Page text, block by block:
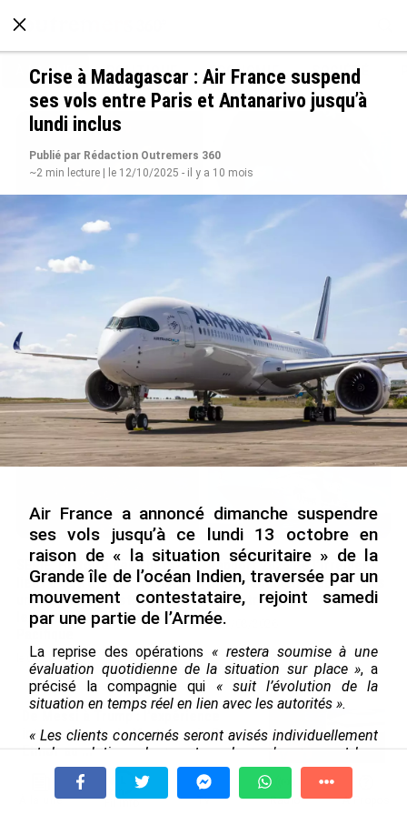
À LA UNE POLITIQUE ECONOMIE SOCIÉTÉ
Grandes figures des Outre-mer : Jane et
Paulette Nardal, les sœurs martiniquaises au
cœur du mouvement de la négritude
le 09/08/2026
SÉRIE. Histoire des chefs-
lieux d’Outre-mer : Nouméa,
une capitale construite par
le bagne, le nickel et le
le 08/08/2026
Rapport 2025 de l’Ifremer :
un engagement décisif dans
les Outre-mer
le 07/08/2026
De Messi à Trump : l’expérience
internationale du Martiniquais Benoît
Etinof au ...
le 07/08/2026
À la une Tv Radio A Propos
Crise à Madagascar : Air France suspend
ses vols entre Paris et Antanarivo jusqu’à
lundi inclus
Publié par Rédaction Outremers 360
~2 min lecture | le 12/10/2025 - il y a 10 mois
Air France a annoncé dimanche suspendre
ses vols jusqu’à ce lundi 13 octobre en
raison de « la situation sécuritaire » de la
Grande île de l’océan Indien, traversée par un
mouvement contestataire, rejoint samedi
par une partie de l’Armée.
La reprise des opérations « restera soumise à une
évaluation quotidienne de la situation sur place », a
précisé la compagnie qui « suit l’évolution de la
situation en temps réel en lien avec les autorités ».
« Les clients concernés seront avisés individuellement
et des solutions de report ou de remboursement leur
seront proposées », a-t-elle ajouté, en soulignant que
la sécurité de ses clients et de ses équipages est sa
priorité absolue ».La compagnie Emirates a aussi